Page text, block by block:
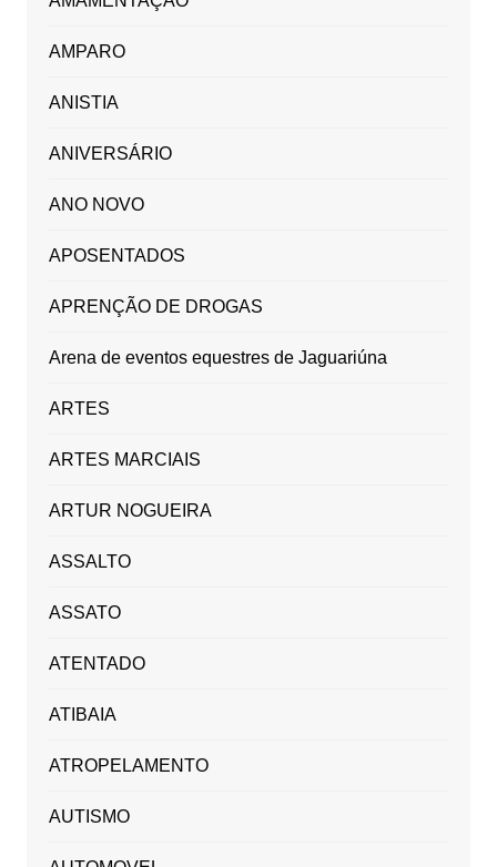
AMPARO
ANISTIA
ANIVERSÁRIO
ANO NOVO
APOSENTADOS
APRENÇÃO DE DROGAS
Arena de eventos equestres de Jaguariúna
ARTES
ARTES MARCIAIS
ARTUR NOGUEIRA
ASSALTO
ASSATO
ATENTADO
ATIBAIA
ATROPELAMENTO
AUTISMO